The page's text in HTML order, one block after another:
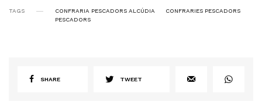
TAGS CONFRARIA PESCADORS ALCÚDIA
CONFRARIES PESCADORS
PESCADORS
SHARE TWEET